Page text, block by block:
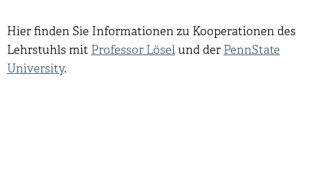
Hier finden Sie Informationen zu Kooperationen des
Lehrstuhls mit Professor Löselund der PennState
University.